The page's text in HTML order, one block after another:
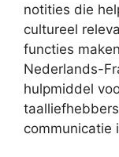
notities die
cultureel
functies
Nederlands-
hulpmiddel
communicatie